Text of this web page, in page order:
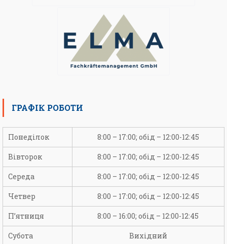
ГРАФІК РОБОТИ
Понеділок 8:00 – 17:00; обід – 12:00-12:45
Вівторок 8:00 – 17:00; обід – 12:00-12:45
Середа 8:00 – 17:00; обід – 12:00-12:45
Четвер 8:00 – 17:00; обід – 12:00-12:45
П’ятниця 8:00 – 16:00; обід – 12:00-12:45
Субота Вихідний